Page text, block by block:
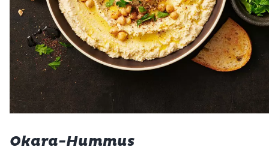
Okara-Hummus